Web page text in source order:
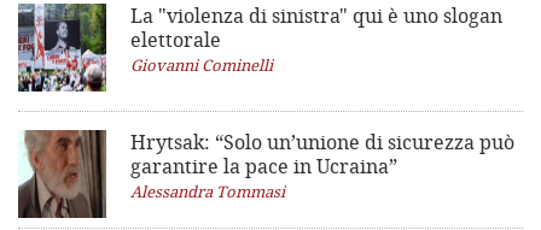
La "violenza di sinistra" qui è uno slogan
elettorale
Giovanni Cominelli
Hrytsak: “Solo un’unione di sicurezza può
garantire la pace in Ucraina”
Alessandra Tommasi